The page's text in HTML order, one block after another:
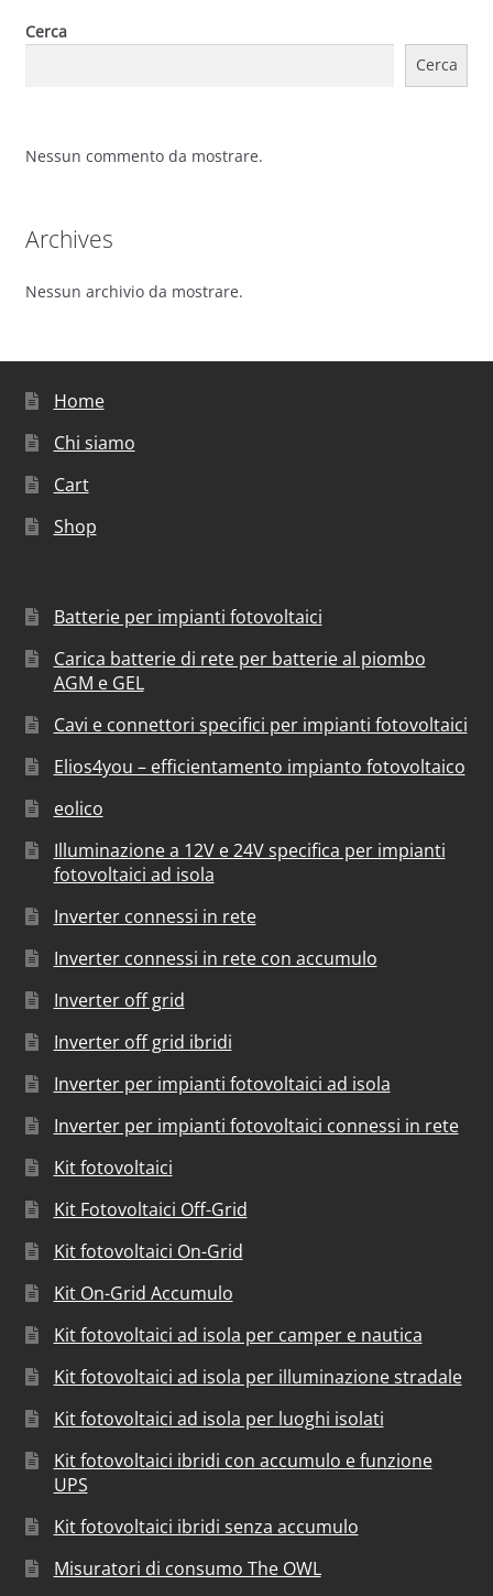
Cerca
Cerca
Nessun commento da mostrare.
Archives
Nessun archivio da mostrare.
Home
Chi siamo
Cart
Shop
Batterie per impianti fotovoltaici
Carica batterie di rete per batterie al piombo
AGM e GEL
Cavi e connettori specifici per impianti fotovoltaici
Elios4you – efficientamento impianto fotovoltaico
eolico
Illuminazione a 12V e 24V specifica per impianti
fotovoltaici ad isola
Inverter connessi in rete
Inverter connessi in rete con accumulo
Inverter off grid
Inverter off grid ibridi
Inverter per impianti fotovoltaici ad isola
Inverter per impianti fotovoltaici connessi in rete
Kit fotovoltaici
Kit Fotovoltaici Off-Grid
Kit fotovoltaici On-Grid
Kit On-Grid Accumulo
Kit fotovoltaici ad isola per camper e nautica
Kit fotovoltaici ad isola per illuminazione stradale
Kit fotovoltaici ad isola per luoghi isolati
Kit fotovoltaici ibridi con accumulo e funzione
UPS
Kit fotovoltaici ibridi senza accumulo
Misuratori di consumo The OWL